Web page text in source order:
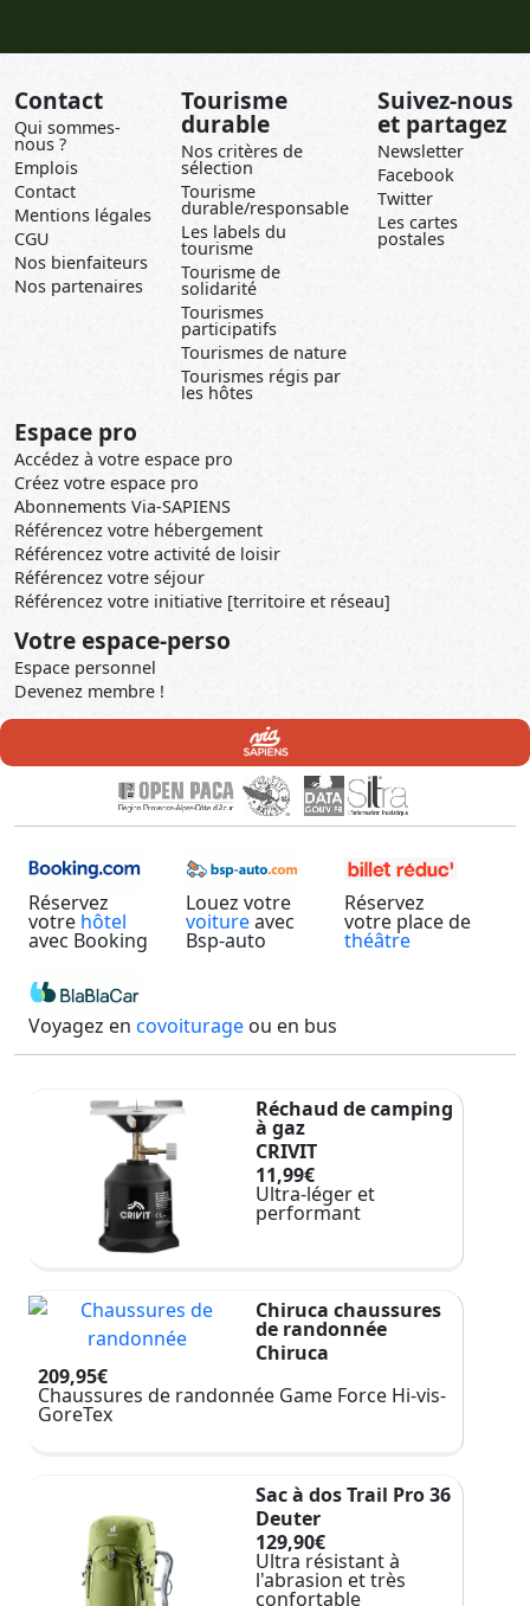
Contact
Qui sommes-
nous ?
Emplois
Contact
Mentions légales
CGU
Nos bienfaiteurs
Nos partenaires
Tourisme
durable
Nos critères de
sélection
Tourisme
durable/responsable
Les labels du
tourisme
Tourisme de
solidarité
Tourismes
participatifs
Tourismes de nature
Tourismes régis par
les hôtes
Suivez-nous
et partagez
Newsletter
Facebook
Twitter
Les cartes
postales
Espace pro
Accédez à votre espace pro
Créez votre espace pro
Abonnements Via-SAPIENS
Référencez votre hébergement
Référencez votre activité de loisir
Référencez votre séjour
Référencez votre initiative [territoire et réseau]
Votre espace-perso
Espace personnel
Devenez membre !
Réservez
votre hôtel
avec Booking
Louez votre
voitureavec
Bsp-auto
Réservez
votre place de
théâtre
Voyagez en covoiturage ou en bus
Réchaud de camping
à gaz
CRIVIT
11,99€
Ultra-léger et
performant
Chiruca chaussures
de randonnée
Chiruca
209,95€
Chaussures de randonnée Game Force Hi-vis-
GoreTex
Sac à dos Trail Pro 36
Deuter
129,90€
Ultra résistant à
l'abrasion et très
confortable